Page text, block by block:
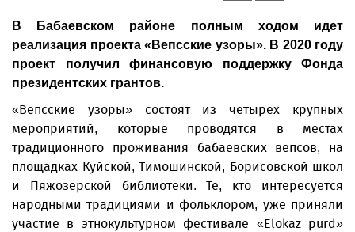
В Бабаевском районе полным ходом идет
реализация проекта «Вепсские узоры». В 2020 году
проект получил финансовую поддержку Фонда
президентских грантов.
«Вепсские узоры» состоят из четырех крупных
мероприятий, которые проводятся в местах
традиционного проживания бабаевских вепсов, на
площадках Куйской, Тимошинской, Борисовской школ
и Пяжозерской библиотеки. Те, кто интересуется
народными традициями и фольклором, уже приняли
участие в этнокультурном фестивале «Elokaz purd»